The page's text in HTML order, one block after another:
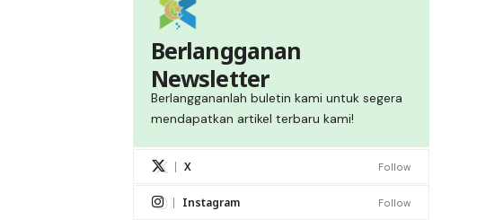
Berlangganan
Newsletter
Berlanggananlah buletin kami untuk segera
mendapatkan artikel terbaru kami!
X Follow
Instagram Follow